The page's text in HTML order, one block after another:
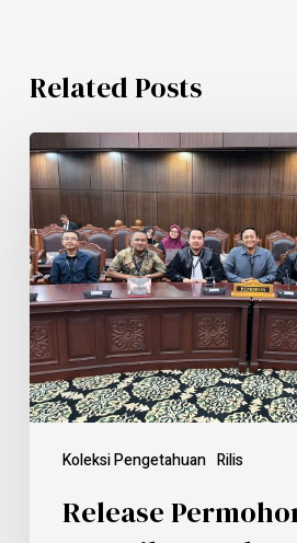
Related Posts
Koleksi Pengetahuan Rilis
Release